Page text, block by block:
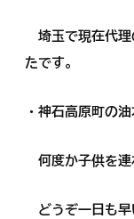
埼玉で現在代理
たです。
・神石高原町の
何度か子供を連
どうぞ一日も早